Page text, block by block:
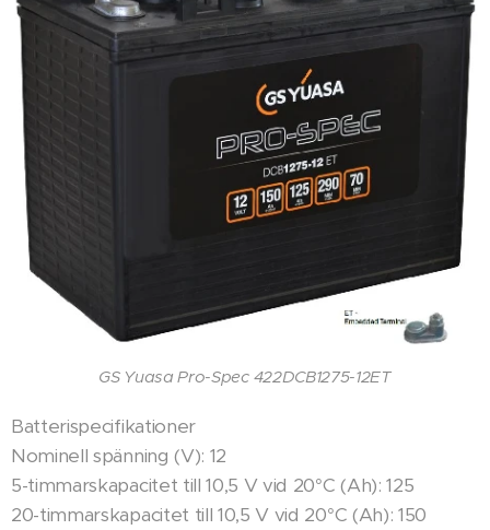
GS Yuasa Pro-Spec 422DCB1275-12ET
Batterispecifikationer
Nominell spänning (V): 12
5-timmarskapacitet till 10,5 V vid 20°C (Ah): 125
20-timmarskapacitet till 10,5 V vid 20°C (Ah): 150